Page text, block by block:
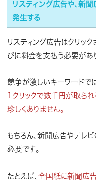
リスティング広告や、新
発生する
リスティング広告はクリック
びに料金を支払う必要があ
競争が激しいキーワードでは
1クリックで数千円が取られ
珍しくありません。
もちろん、新聞広告やテレ
必要です。
たとえば、 全国紙に新聞広